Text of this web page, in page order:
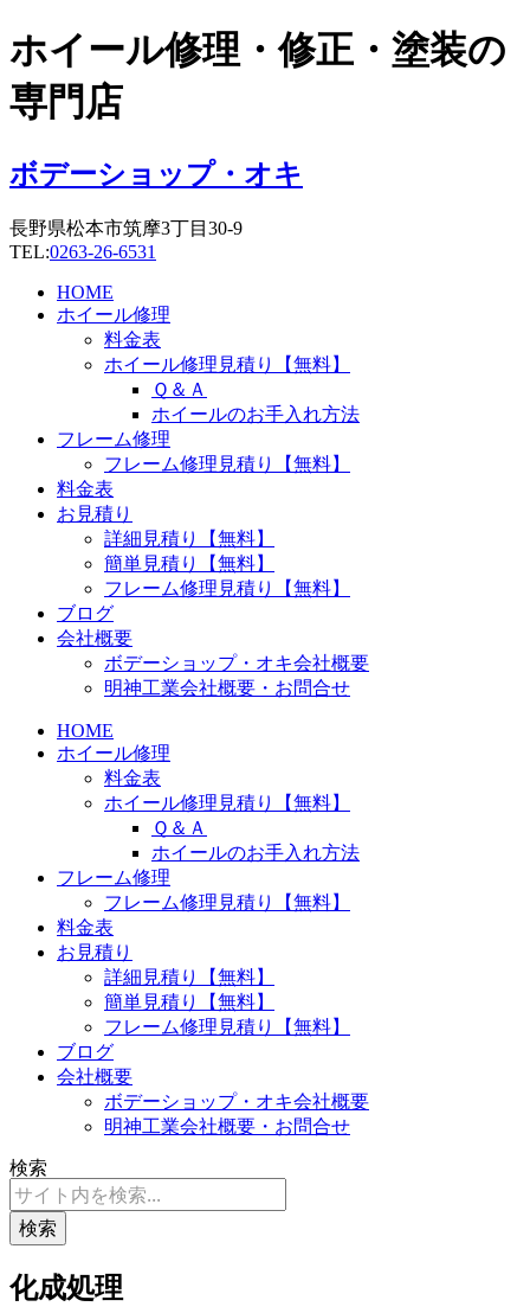
コ
ン
テ
ン
に
ス
ッ
プ
ホイール修理・修正・塗装の
専門店
ボデーショップ・オキ
長野県松本市筑摩3丁目30-9
TEL:0263-26-6531
HOME
ホイール修理
料金表
ホイール修理見積り【無料】
Ｑ＆Ａ
ホイールのお手入れ方法
フレーム修理
フレーム修理見積り【無料】
料金表
お見積り
詳細見積り【無料】
簡単見積り【無料】
フレーム修理見積り【無料】
ブログ
会社概要
ボデーショップ・オキ会社概要
明神工業会社概要・お問合せ
HOME
ホイール修理
料金表
ホイール修理見積り【無料】
Ｑ＆Ａ
ホイールのお手入れ方法
フレーム修理
フレーム修理見積り【無料】
料金表
お見積り
詳細見積り【無料】
簡単見積り【無料】
フレーム修理見積り【無料】
ブログ
会社概要
ボデーショップ・オキ会社概要
明神工業会社概要・お問合せ
検索
検索
化成処理